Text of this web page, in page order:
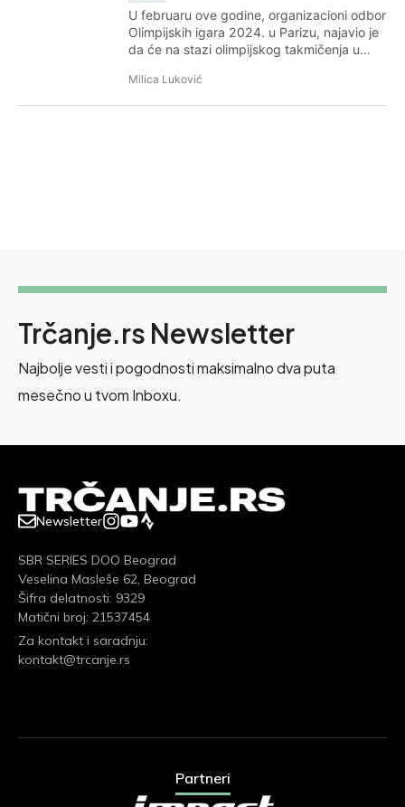
U februaru ove godine, organizacioni odbor
Olimpijskih igara 2024. u Parizu, najavio je
da će na stazi olimpijskog takmičenja u…
Milica Luković
Trčanje.rs Newsletter
Najbolje vesti i pogodnosti maksimalno dva puta
mesečno u tvom Inboxu.
Newsletter
SBR SERIES DOO Beograd
Veselina Masleše 62, Beograd
Šifra delatnosti: 9329
Matični broj: 21537454
Za kontakt i saradnju:
kontakt@trcanje.rs
Partneri